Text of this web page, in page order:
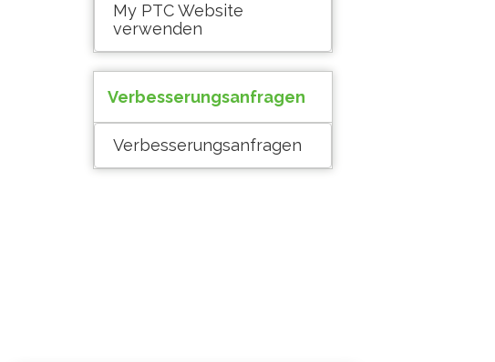
My PTC Website
verwenden
Verbesserungsanfragen
Verbesserungsanfragen